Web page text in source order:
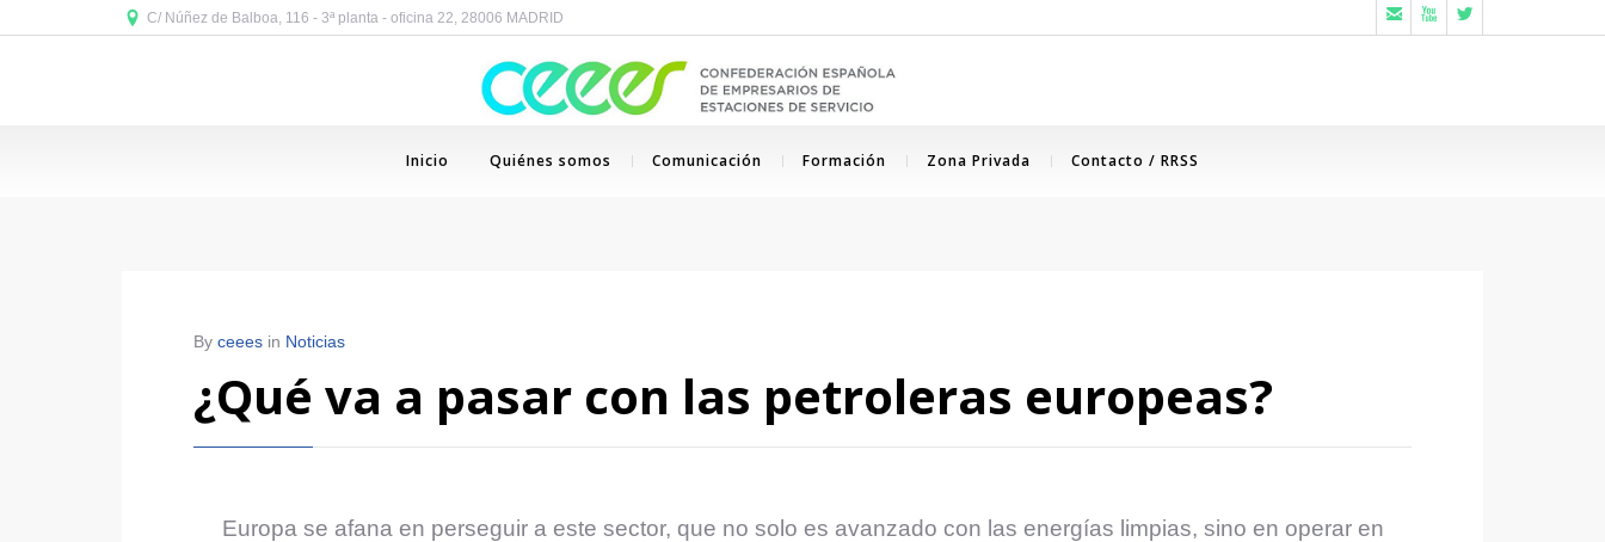
C/ Núñez de Balboa, 116 - 3ª planta - oficina 22, 28006 MADRID   
Inicio Quiénes somos Comunicación Formación Zona Privada Contacto / RRSS
By ceees in Noticias
¿Qué va a pasar con las petroleras europeas?
Europa se afana en perseguir a este sector, que no solo es avanzado con las energías limpias, sino en operar en